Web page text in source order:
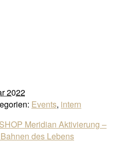
2022
Events, intern
Meridian Aktivierung –
des Lebens